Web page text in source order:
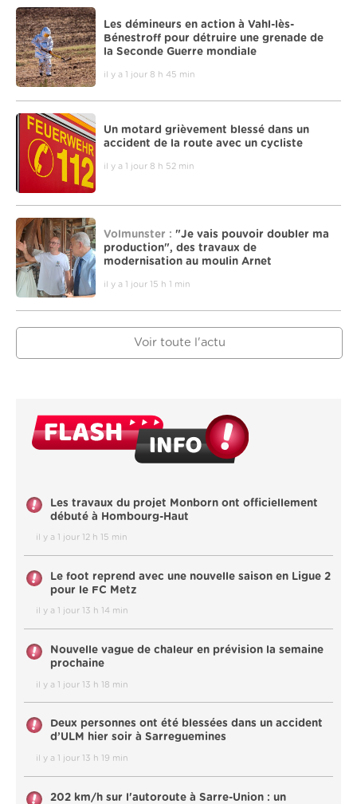
Les démineurs en action à Vahl-lès-
Bénestroff pour détruire une grenade de
la Seconde Guerre mondiale
il y a 1 jour 8 h 45 min
Un motard grièvement blessé dans un
accident de la route avec un cycliste
il y a 1 jour 8 h 52 min
Volmunster : "Je vais pouvoir doubler ma
production", des travaux de
modernisation au moulin Arnet
il y a 1 jour 15 h 1 min
Voir toute l'actu
Les travaux du projet Monborn ont officiellement
débuté à Hombourg-Haut
il y a 1 jour 12 h 15 min
Le foot reprend avec une nouvelle saison en Ligue 2
pour le FC Metz
il y a 1 jour 13 h 14 min
Nouvelle vague de chaleur en prévision la semaine
prochaine
il y a 1 jour 13 h 18 min
Deux personnes ont été blessées dans un accident
d’ULM hier soir à Sarreguemines
il y a 1 jour 13 h 19 min
202 km/h sur l'autoroute à Sarre-Union : un